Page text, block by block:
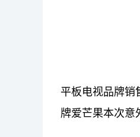
平板电视品牌销
牌爱芒果本次意